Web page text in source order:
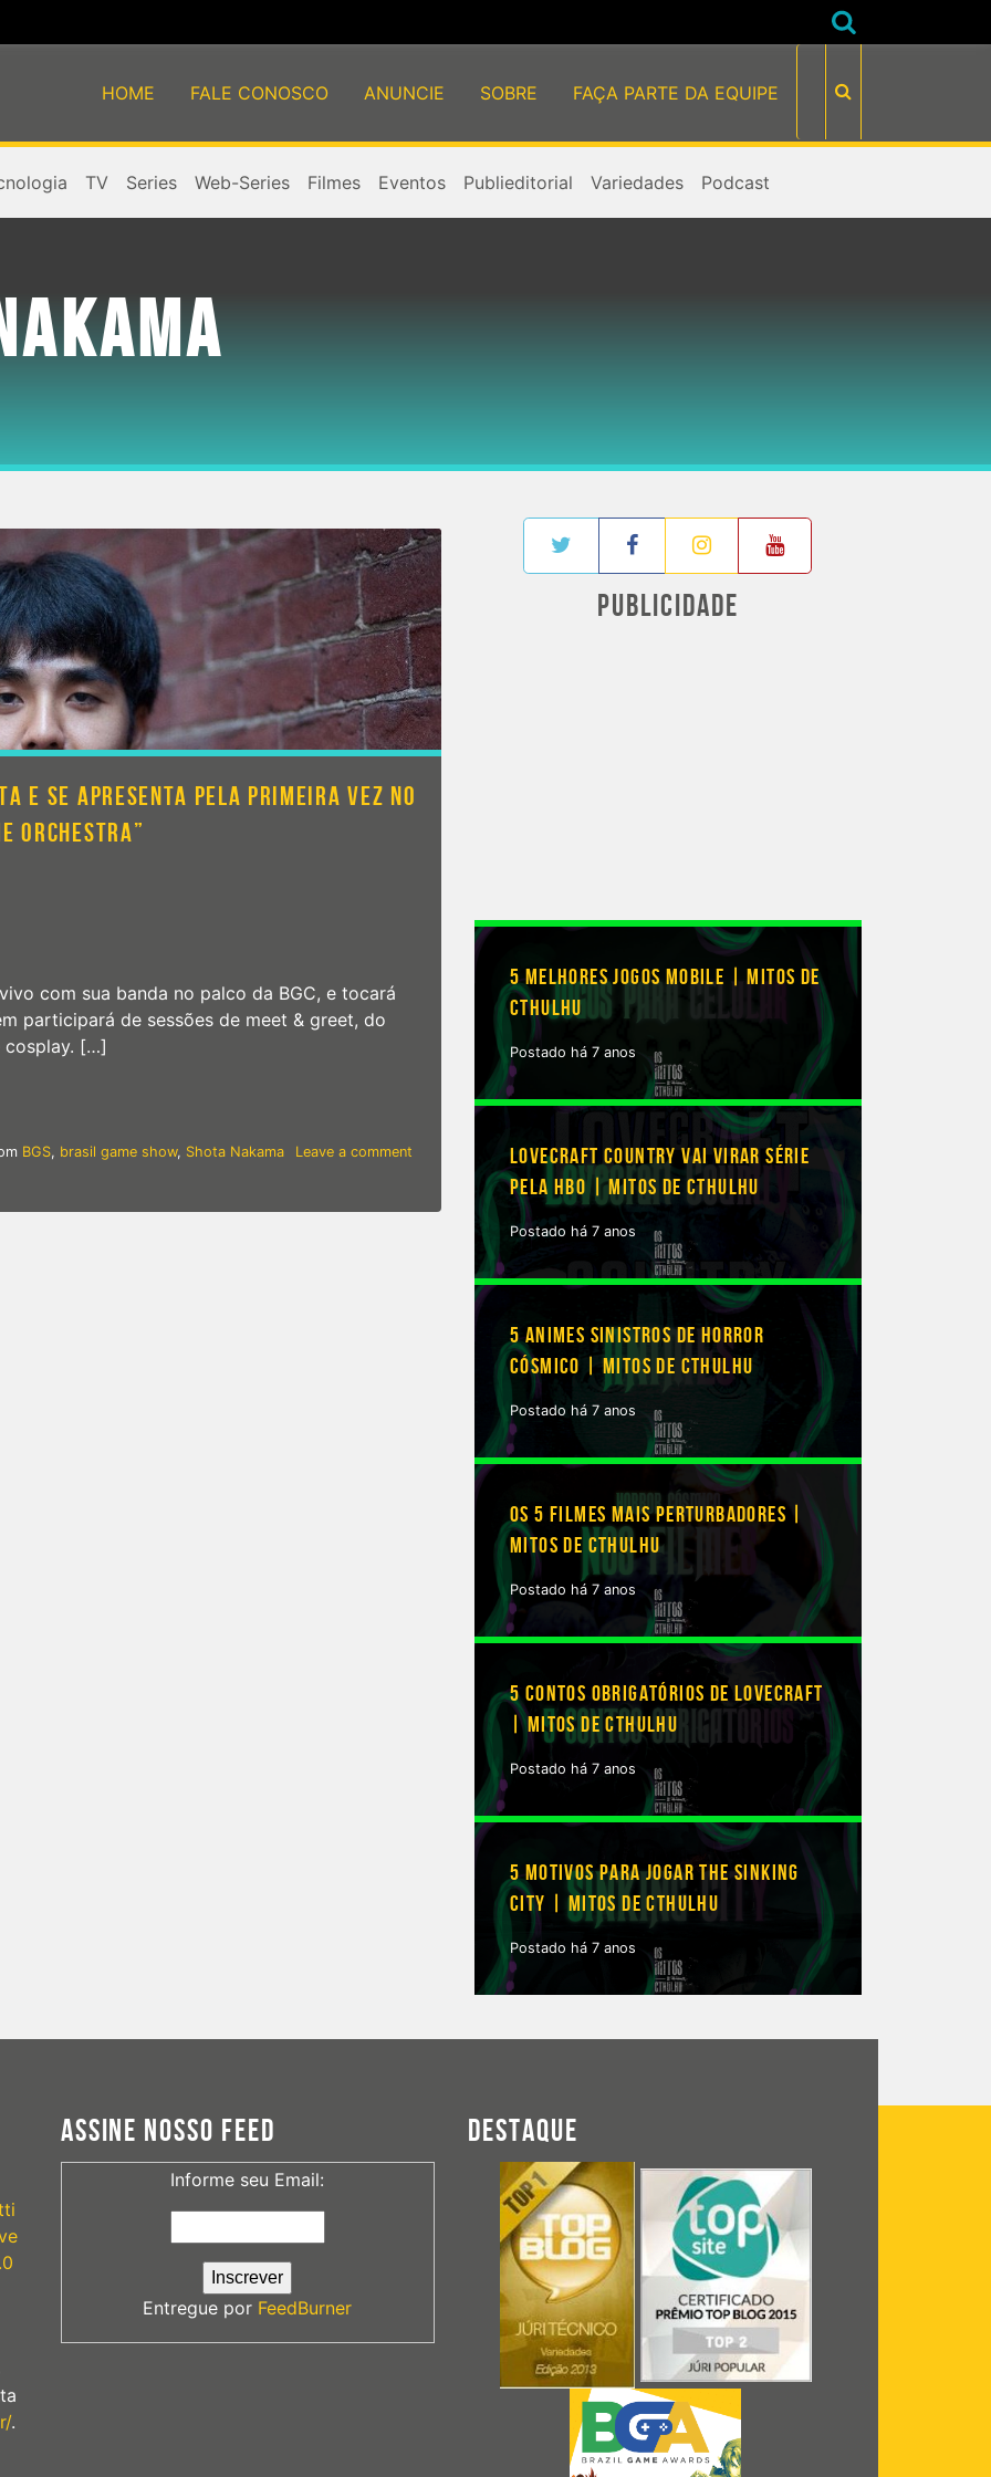
HOME FALE CONOSCO ANUNCIE SOBRE FAÇA PARTE DA EQUIPE
TV Series Web-Series Filmes Eventos Publieditorial Variedades Podcast
E SE APRESENTA PELA PRIMEIRA VEZ NO
ORCHESTRA”
com sua banda no palco da BGC, e tocará
participará de sessões de meet & greet, do
cosplay. […]
de volta e se apresenta pela primeira vez no país com a sua banda “Video Game Orchestra”
BGS, brasil game show, Shota Nakama
Leave a comment
PUBLICIDADE
5 MELHORES JOGOS MOBILE | MITOS DE
CTHULHU
Postado há 7 anos
LOVECRAFT COUNTRY VAI VIRAR SÉRIE
PELA HBO | MITOS DE CTHULHU
Postado há 7 anos
5 ANIMES SINISTROS DE HORROR
CÓSMICO | MITOS DE CTHULHU
Postado há 7 anos
OS 5 FILMES MAIS PERTURBADORES |
MITOS DE CTHULHU
Postado há 7 anos
5 CONTOS OBRIGATÓRIOS DE LOVECRAFT
| MITOS DE CTHULHU
Postado há 7 anos
5 MOTIVOS PARA JOGAR THE SINKING
CITY | MITOS DE CTHULHU
Postado há 7 anos
.
ASSINE NOSSO FEED
Informe seu Email:
Entregue por FeedBurner
DESTAQUE